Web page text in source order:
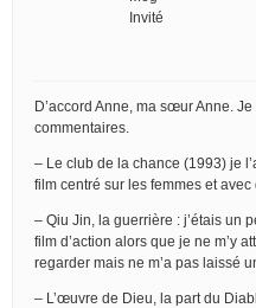
Invité
D’accord Anne, ma sœur Anne.
commentaires.
– Le club de la chance (1993) je
film centré sur les femmes et
– Qiu Jin, la guerrière : j’étais un
film d’action alors que je ne m’y
regarder mais ne m’a pas laissé
– L’œuvre de Dieu, la part du